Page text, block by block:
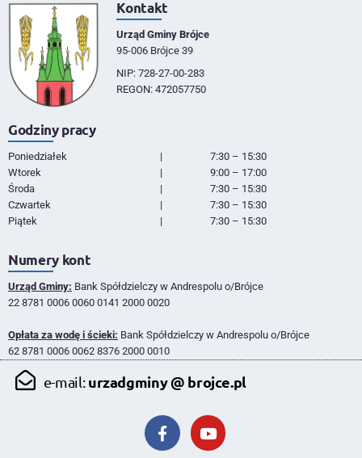
Kontakt
Urząd Gminy Brójce
95-006 Brójce 39
NIP: 728-27-00-283
REGON: 472057750
Godziny pracy
Poniedziałek |
7:30 – 15:30
Wtorek
|
9:00 – 17:00
Środa
|
7:30 – 15:30
Czwartek
|
7:30 – 15:30
Piątek
| 7:30 – 15:30
Numery kont
Urząd Gminy: Bank Spółdzielczy w Andrespolu o/Brójce
22 8781 0006 0060 0141 2000 0020
Opłata za wodę i ścieki: Bank Spółdzielczy w Andrespolu o/Brójce
62 8781 0006 0062 8376 2000 0010
e-mail:urzadgminy @ brojce.pl